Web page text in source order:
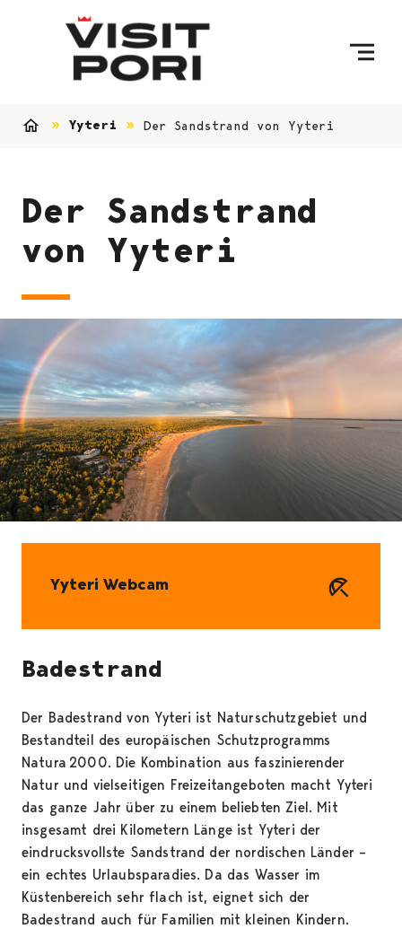
Yyteri Der Sandstrand von Yyteri
Der Sandstrand
von Yyteri
Yyteri Webcam
Badestrand
Der Badestrand von Yyteri ist Naturschutzgebiet und
Bestandteil des europäischen Schutzprogramms
Natura 2000. Die Kombination aus faszinierender
Natur und vielseitigen Freizeitangeboten macht Yyteri
das ganze Jahr über zu einem beliebten Ziel. Mit
insgesamt drei Kilometern Länge ist Yyteri der
eindrucksvollste Sandstrand der nordischen Länder –
ein echtes Urlaubsparadies. Da das Wasser im
Küstenbereich sehr flach ist, eignet sich der
Badestrand auch für Familien mit kleinen Kindern.